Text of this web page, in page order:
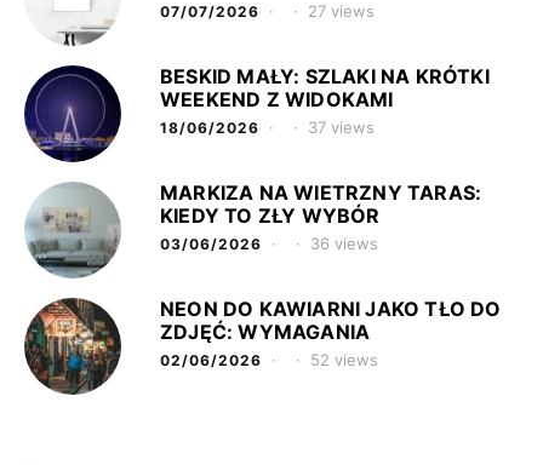
07/07/2026 27 views
BESKID MAŁY: SZLAKI NA KRÓTKI
WEEKEND Z WIDOKAMI
18/06/2026 37 views
MARKIZA NA WIETRZNY TARAS:
KIEDY TO ZŁY WYBÓR
03/06/2026 36 views
NEON DO KAWIARNI JAKO TŁO DO
ZDJĘĆ: WYMAGANIA
02/06/2026 52 views